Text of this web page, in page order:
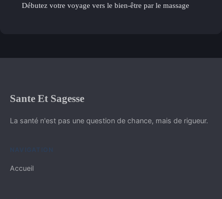
Débutez votre voyage vers le bien-être par le massage
Sante Et Sagesse
La santé n'est pas une question de chance, mais de rigueur.
NAVIGATION
Accueil